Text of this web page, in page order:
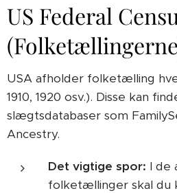
US Federal
USA afholder folketælling
1910, 1920 osv.). Disse kan
slægtsdatabaser som
Ancestry.
Det vigtige spor: I de
folketællinger skal du